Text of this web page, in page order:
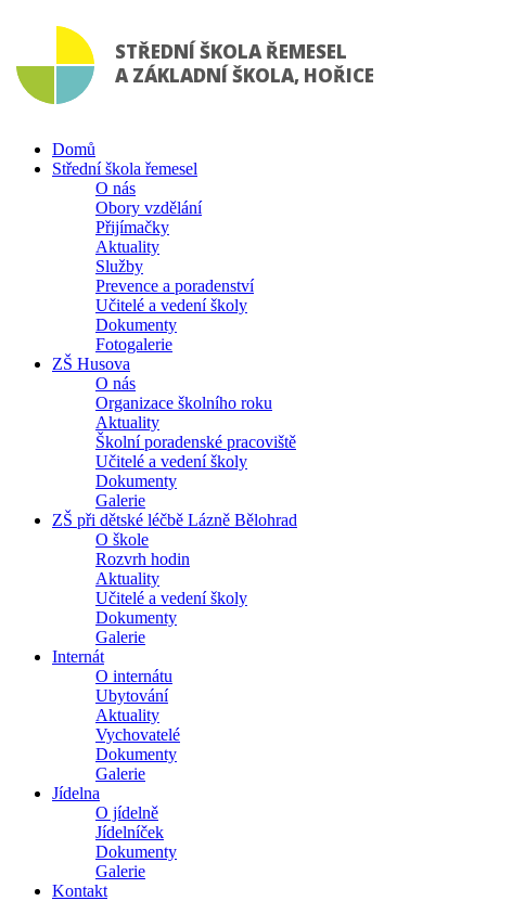
STŘEDNÍ ŠKOLA ŘEMESEL
A ZÁKLADNÍ ŠKOLA, HOŘICE
Domů
Střední škola řemesel
O nás
Obory vzdělání
Přijímačky
Aktuality
Služby
Prevence a poradenství
Učitelé a vedení školy
Dokumenty
Fotogalerie
ZŠ Husova
O nás
Organizace školního roku
Aktuality
Školní poradenské pracoviště
Učitelé a vedení školy
Dokumenty
Galerie
ZŠ při dětské léčbě Lázně Bělohrad
O škole
Rozvrh hodin
Aktuality
Učitelé a vedení školy
Dokumenty
Galerie
Internát
O internátu
Ubytování
Aktuality
Vychovatelé
Dokumenty
Galerie
Jídelna
O jídelně
Jídelníček
Dokumenty
Galerie
Kontakt